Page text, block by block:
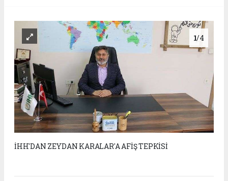
1/4
İHH'DAN ZEYDAN KARALAR'A AFİŞ TEPKİSİ